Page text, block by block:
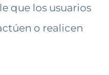
que los usuarios
o realicen